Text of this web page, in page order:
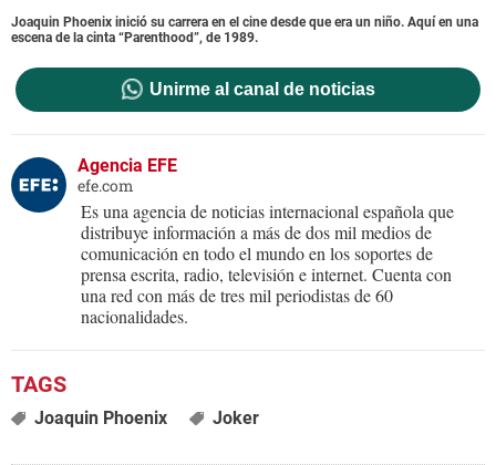
Joaquin Phoenix inició su carrera en el cine desde que era un niño. Aquí en una
escena de la cinta “Parenthood”, de 1989.
Unirme al canal de noticias
Agencia EFE
efe.com
Es una agencia de noticias internacional española que
distribuye información a más de dos mil medios de
comunicación en todo el mundo en los soportes de
prensa escrita, radio, televisión e internet. Cuenta con
una red con más de tres mil periodistas de 60
nacionalidades.
Joaquin Phoenix Joker